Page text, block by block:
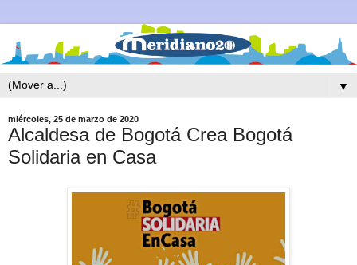
▼
miércoles, 25 de marzo de 2020
Alcaldesa de Bogotá Crea Bogotá
Solidaria en Casa